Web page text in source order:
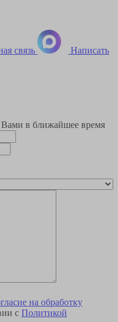
связь Написать
в ближайшее время
на обработку
с Политикой